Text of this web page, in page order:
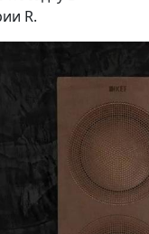
R.